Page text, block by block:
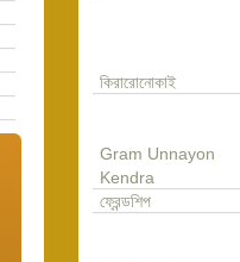
কিরারোনোকাই
Gram Unnayon
Kendra
ফ্রেন্ডশিপ